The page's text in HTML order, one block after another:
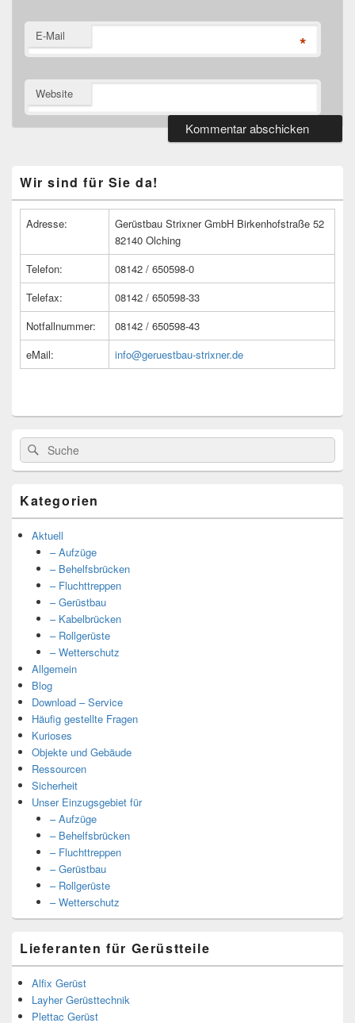
E-Mail *
Website
Seitenleisten
Widget-
Wir sind für Sie da!
Adresse:
Gerüstbau Strixner GmbH Birkenhofstraße 52
82140 Olching
Telefon:
08142 / 650598-0
Telefax:
08142 / 650598-33
Notfallnummer:
08142 / 650598-43
eMail:
info@geruestbau-strixner.de
Suche
nach:
Suche
Kategorien
Aktuell
– Aufzüge
– Behelfsbrücken
– Fluchttreppen
– Gerüstbau
– Kabelbrücken
– Rollgerüste
– Wetterschutz
Allgemein
Blog
Download – Service
Häufig gestellte Fragen
Kurioses
Objekte und Gebäude
Ressourcen
Sicherheit
Unser Einzugsgebiet für
– Aufzüge
– Behelfsbrücken
– Fluchttreppen
– Gerüstbau
– Rollgerüste
– Wetterschutz
Lieferanten für Gerüstteile
Alfix Gerüst
Layher Gerüsttechnik
Plettac Gerüst